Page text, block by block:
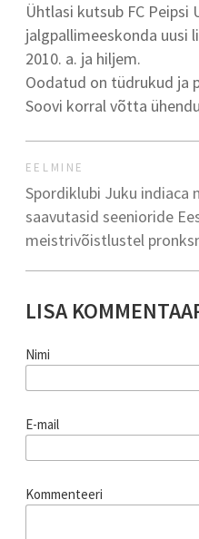
Ühtlasi kutsub FC Peipsi
jalgpallimeeskonda uusi
2010. a. ja hiljem.
Oodatud on tüdrukud ja
Soovi korral võtta
EELMINE
Spordiklubi Juku indiaca
saavutasid seenioride
meistrivõistlustel
LISA
Nimi
E-mail
Kommenteeri